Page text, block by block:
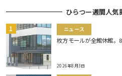
ひらつー週間人気
ニュース
枚方モールが全館休館。
2026年8月3日